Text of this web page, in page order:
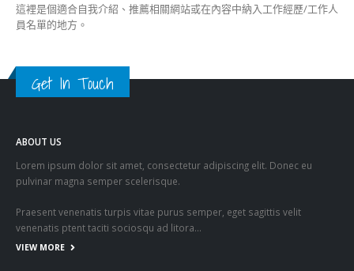
這裡是個適合自我介紹、推薦相關網站或在內容中納入工作經歷/工作人
員名單的地方。
Get In Touch
ABOUT US
Lorem ipsum dolor sit amet, consectetur adipiscing elit. Donec eu
pulvinar magna semper scelerisque.
Praesent venenatis turpis vitae purus semper, eget sagittis velit
venenatis ptent taciti sociosqu ad litora…
VIEW MORE